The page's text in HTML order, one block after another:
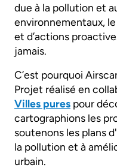
due à la pollution et
environnementaux,
et d’actions
jamais.
C’est pourquoi
Projet réalisé en
Villes pures pour
cartographions les
soutenons les plans
la pollution et à
urbain.